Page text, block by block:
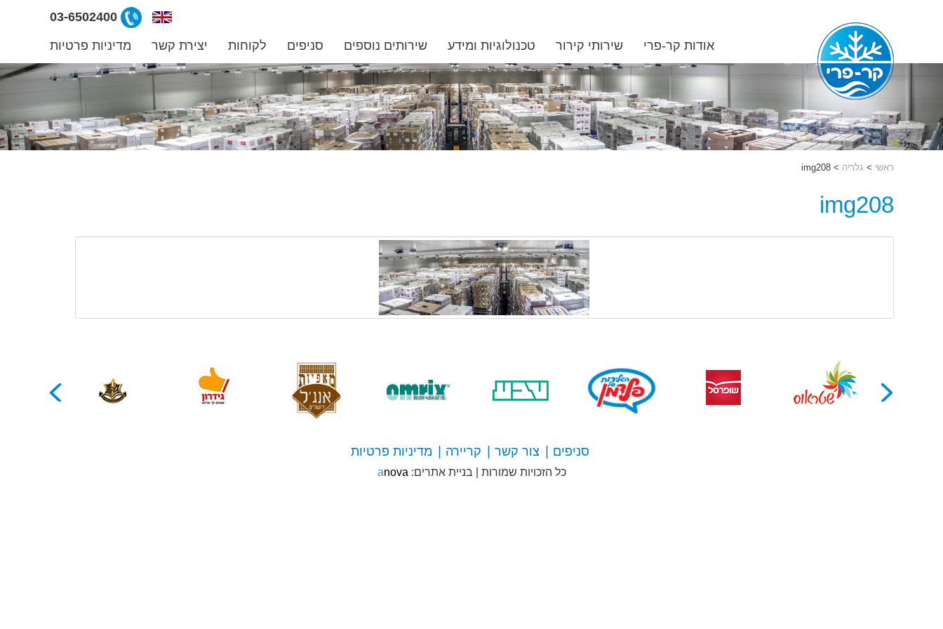
ליצירת
קרפרי
03-
6502400
03-6502400
אודות קר-פרי שירותי קירור טכנולוגיות ומידע שירותים נוספים סניפים לקוחות יצירת קשר מדיניות פרטיות
ראשי > גלריה >
img208
img208
סניפים צור קשר קריירה מדיניות פרטיות
כל הזכויות שמורות בניית אתרים: צור
anova